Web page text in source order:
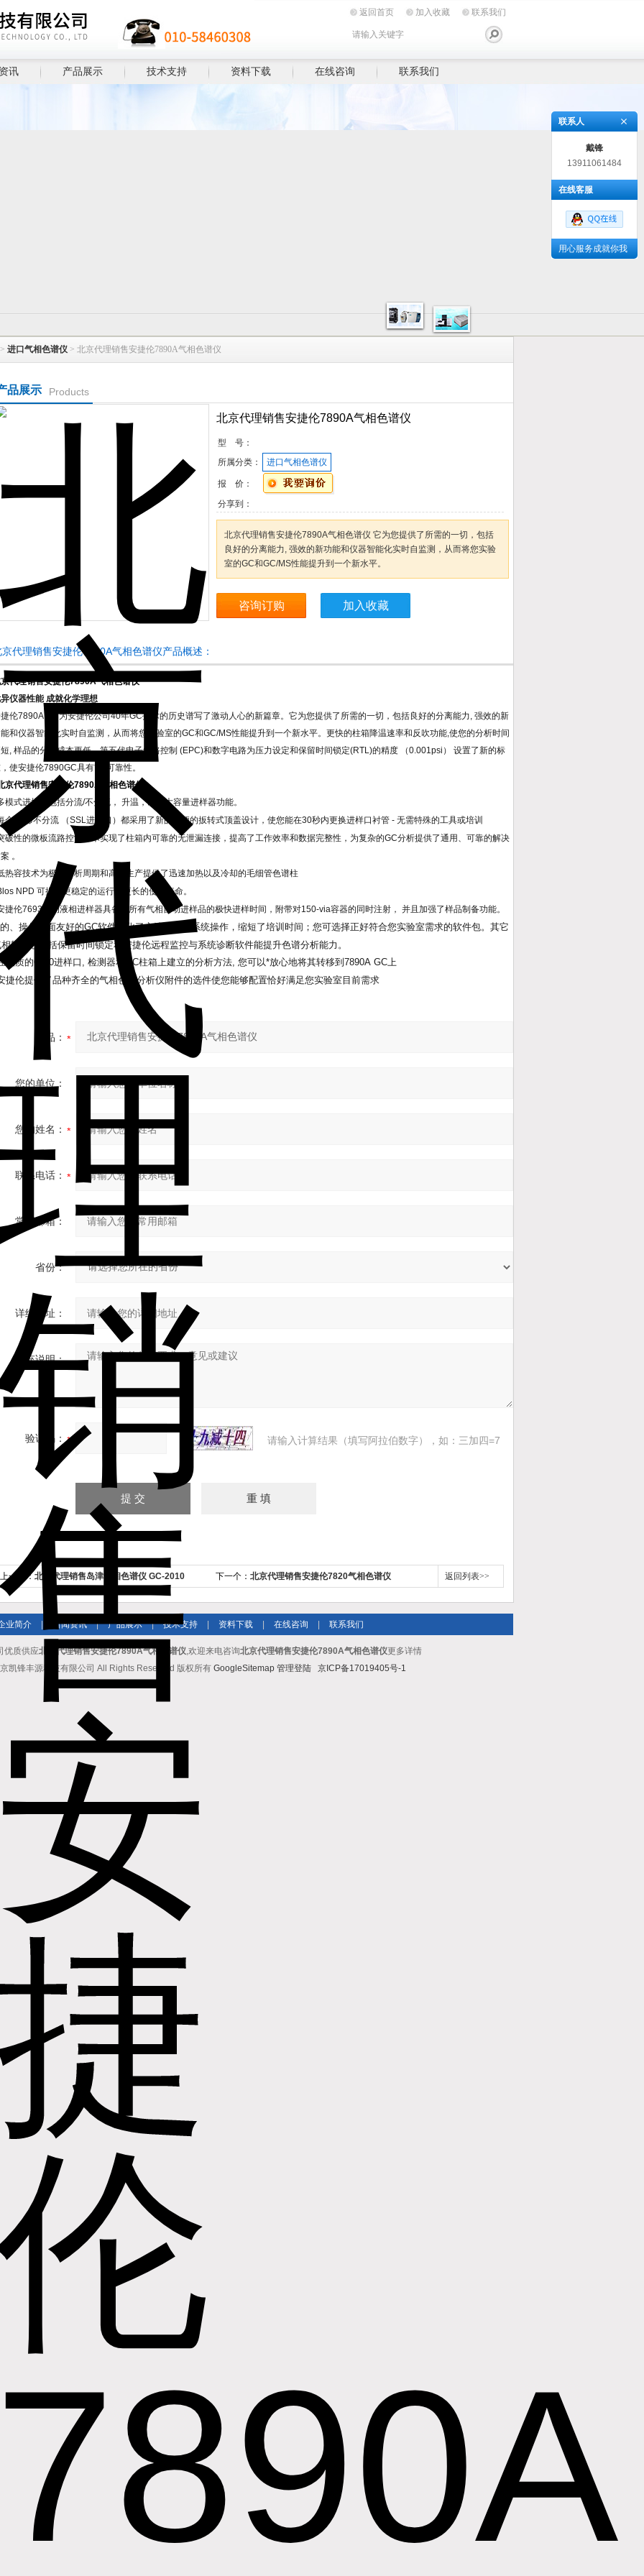
返回首页 加入收藏 联系我们
讯 产品展示 技术支持 资料下载 在线咨询 联系我们
进口气相色谱仪 > 北京代理销售安捷伦7890A气相色谱仪
品展示 Products
北京代理销售安捷伦7890A气相色谱仪
型 号：
所属分类：
进口气相色谱仪
报 价：
分享到：
北京代理销售安捷伦7890A气相色谱仪 它为您提供了所需的一切，包括
良好的分离能力, 强效的新功能和仪器智能化实时自监测，从而将您实验
室的GC和GC/MS性能提升到一个新水平。
咨询订购 加入收藏
京代理销售安捷伦7890A气相色谱仪产品概述：
代理销售安捷伦7890A气相色谱仪
仪器性能 成就化学理想
伦7890A GC为安捷伦公司40年GC技术的历史谱写了激动人心的新篇章。它为您提供了所需的一切，包括良好的分离能力, 强效的新
和仪器智能化实时自监测，从而将您实验室的GC和GC/MS性能提升到一个新水平。更快的柱箱降温速率和反吹功能,使您的分析时间
, 样品的分析成本更低。第五代电子气路控制 (EPC)和数字电路为压力设定和保留时间锁定(RTL)的精度 （0.001psi） 设置了新的标
使安捷伦7890GC具有*的可靠性。
京代理销售安捷伦7890A气相色谱仪
模式进样口包括分流/不分流， 升温，以及大容量进样器功能。
个分流/不分流 （SSL进样口）都采用了新的方便的扳转式顶盖设计，使您能在30秒内更换进样口衬管 - 无需特殊的工具或培训
破性的微板流路控制技术实现了柱箱内可靠的无泄漏连接，提高了工作效率和数据完整性，为复杂的GC分析提供了通用、可靠的解决
。
热容技术为极速分析周期和高效生产提供了迅速加热以及冷却的毛细管色谱柱
NPD 可提供更稳定的运行和更长的使用寿命。
捷伦7693自动液相进样器具备对所有气相自动进样品的极快进样时间，附带对150-via容器的同时注射， 并且加强了样品制备功能。
、操作界面友好的GC软件简化了方法设置和系统操作，缩短了培训时间；您可选择正好符合您实验室需求的软件包。其它
软件包包括保留时间锁定和安捷伦远程监控与系统诊断软件能提升色谱分析能力。
品质的6890进样口, 检测器和GC柱箱上建立的分析方法, 您可以*放心地将其转移到7890A GC上
捷伦提供了品种齐全的气相色谱分析仪附件的选件使您能够配置恰好满足您实验室目前需求
产品：
您的单位：
您的姓名：
联系电话：
常用邮箱：
省份：
详细地址：
补充说明：
验证码： 请输入计算结果（填写阿拉伯数字），如：三加四=7
上一个：北京代理销售岛津气相色谱仪 GC-2010
Plus
下一个： 北京代理销售安捷伦7820气相色谱仪 返回列表>>
业简介 新闻资讯 | 产品展示 | 技术支持 资料下载 在线咨询 联系我们
优质供应北京代理销售安捷伦7890A气相色谱仪,欢迎来电咨询北京代理销售安捷伦7890A气相色谱仪更多详情
凯锋丰源科技有限公司 All Rights Reserved 版权所有 GoogleSitemap 管理登陆 京ICP备17019405号-1
联系人
戴锋
13911061484
在线客服
用心服务成就你我